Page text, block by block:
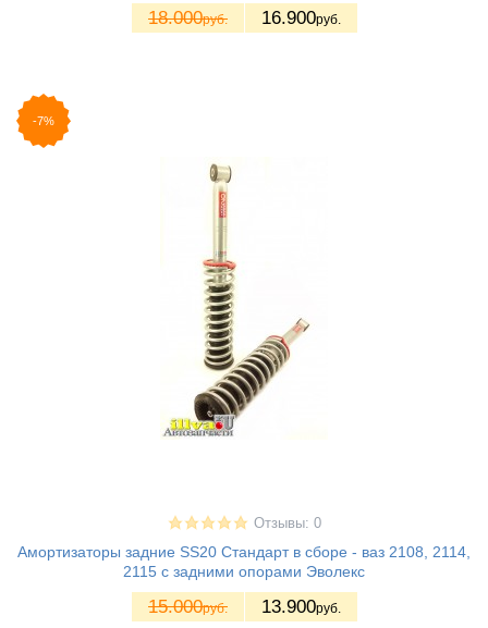
18.000руб. 16.900руб.
-7%
Отзывы: 0
Амортизаторы задние SS20 Стандарт в сборе - ваз 2108, 2114,
2115 с задними опорами Эволекс
15.000руб. 13.900руб.